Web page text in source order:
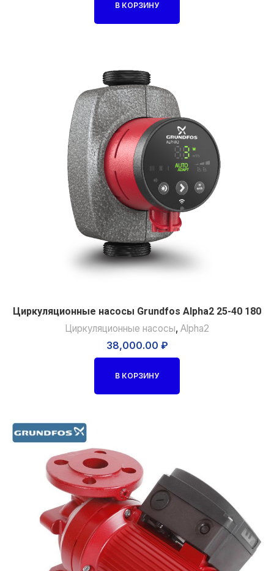
В КОРЗИНУ
Циркуляционные насосы Grundfos Alpha2 25-40 180
Циркуляционные насосы, Alpha2
38,000.00 ₽
В КОРЗИНУ